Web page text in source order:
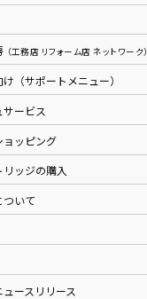
（工務店 リフォーム店 ネットワーク）
（サポートメニュー）
サービス
ョッピング
ッジの購入
ついて
ースリリース